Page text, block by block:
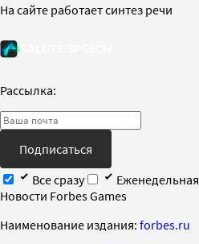
На сайте работает синтез речи
Рассылка:
Подписаться
Все сразу
Еженедельная
Новости Forbes Games
Наименование издания: forbes.ru